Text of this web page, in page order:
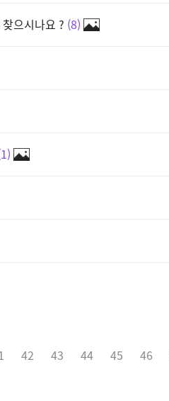
으시나요 ? 8
1
42 43 44 45 46